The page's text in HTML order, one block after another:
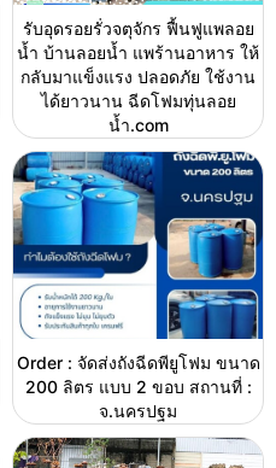
รับอุดรอยรั่วจตุจักร ฟื้นฟูแพลอย
น้ำ บ้านลอยน้ำ แพร้านอาหาร ให้
กลับมาแข็งแรง ปลอดภัย ใช้งาน
ได้ยาวนาน ฉีดโฟมทุ่นลอย
น้ำ.com
Order : จัดส่งถังฉีดพียูโฟม ขนาด
200 ลิตร แบบ 2 ขอบ สถานที่ :
จ.นครปฐม